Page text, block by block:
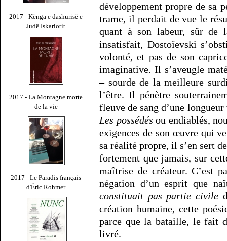
2017 - Kënga e dashurisë e
Judë Iskariotit
2017 - La Montagne morte
de la vie
2017 - Le Paradis français
d'Éric Rohmer
développement propre de sa
trame, il perdait de vue le
quant à son labeur, sûr de
insatisfait, Dostoïevski
volonté, et pas de son
imaginative. Il s’aveugle
– sourde de la meilleure
l’être. Il pénètre
fleuve de sang d’une
Les possédés ou endiablés,
exigences de son œuvre qui
sa réalité propre, il s’en sert
fortement que jamais, sur
maîtrise de créateur. C’est
négation d’un esprit que
constituait pas partie civile
création humaine, cette
parce que la bataille, le fait
livré.